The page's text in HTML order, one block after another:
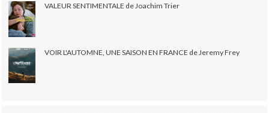
VALEUR SENTIMENTALE de Joachim Trier
VOIR L'AUTOMNE, UNE SAISON EN FRANCE de Jeremy Frey